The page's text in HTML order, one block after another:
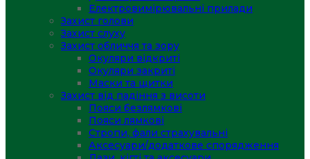
Електровимірювальні прилади
Захист голови
Захист слуху
Захист обличчя та зору
Окуляри відкриті
Окуляри закриті
Маски та щитки
Захист від падіння з висоти
Пояси безлямкові
Пояси лямкові
Стропи, фали страхувальні
Аксесуари/додаткове спорядження